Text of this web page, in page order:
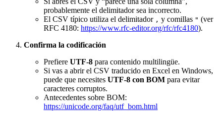
probablemente el delimitador sea incorrecto.
El CSV típico utiliza el delimitador , y comillas " (ver
RFC 4180: https://www.rfc-editor.org/rfc/rfc4180).
Confirma la codificación
Prefiere UTF‑8 para contenido multilingüe.
Si vas a abrir el CSV traducido en Excel en Windows,
puede que necesites UTF‑8 con BOM para evitar
caracteres corruptos.
Antecedentes sobre BOM:
https://unicode.org/faq/utf_bom.html